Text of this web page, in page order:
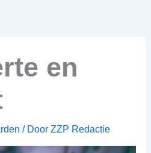
en
/ Door ZZP Redactie